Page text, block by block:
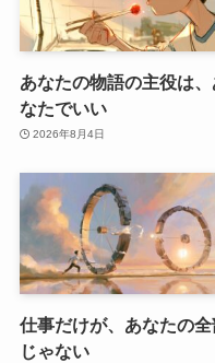
あなたの物語の主役は、
なたでいい
2026年8月4日
仕事だけが、あなたの全
じゃない